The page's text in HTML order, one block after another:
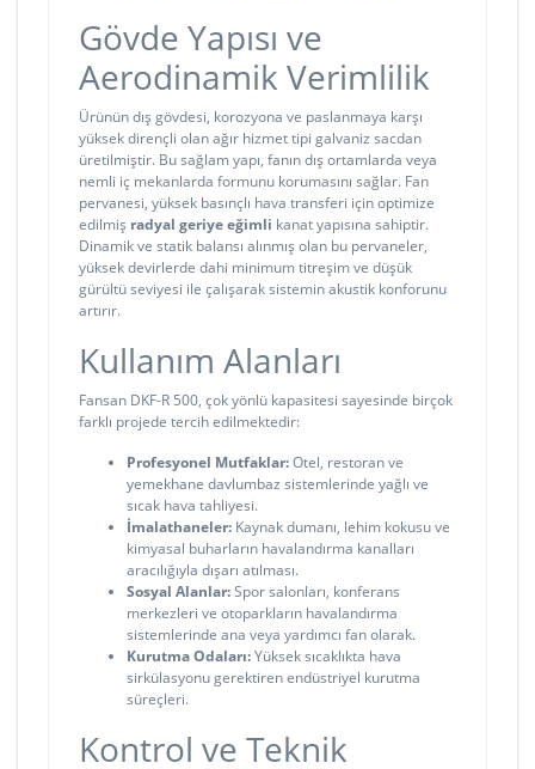
Gövde Yapısı ve
Aerodinamik Verimlilik
Ürünün dış gövdesi, korozyona ve paslanmaya karşı
yüksek dirençli olan ağır hizmet tipi galvaniz sacdan
üretilmiştir. Bu sağlam yapı, fanın dış ortamlarda veya
nemli iç mekanlarda formunu korumasını sağlar. Fan
pervanesi, yüksek basınçlı hava transferi için optimize
edilmiş radyal geriye eğimli kanat yapısına sahiptir.
Dinamik ve statik balansı alınmış olan bu pervaneler,
yüksek devirlerde dahi minimum titreşim ve düşük
gürültü seviyesi ile çalışarak sistemin akustik konforunu
artırır.
Kullanım Alanları
Fansan DKF-R 500, çok yönlü kapasitesi sayesinde birçok
farklı projede tercih edilmektedir:
Profesyonel Mutfaklar:Otel, restoran ve
yemekhane davlumbaz sistemlerinde yağlı ve
sıcak hava tahliyesi.
İmalathaneler: Kaynak dumanı, lehim kokusu ve
kimyasal buharların havalandırma kanalları
aracılığıyla dışarı atılması.
Sosyal Alanlar:Spor salonları, konferans
merkezleri ve otoparkların havalandırma
sistemlerinde ana veya yardımcı fan olarak.
Kurutma Odaları:Yüksek sıcaklıkta hava
sirkülasyonu gerektiren endüstriyel kurutma
süreçleri.
Kontrol ve Teknik